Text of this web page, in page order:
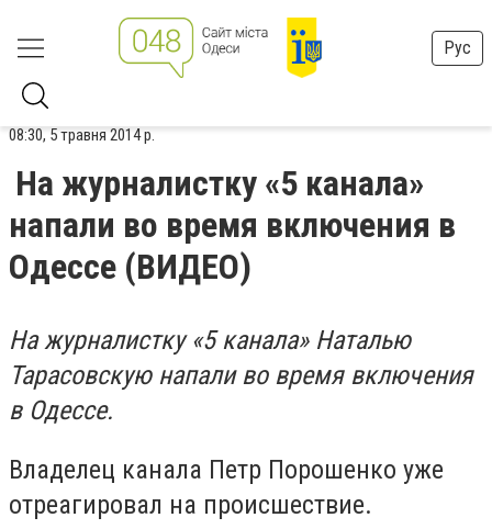
Рус
08:30, 5 травня 2014 р.
На журналистку «5 канала»
напали во время включения в
Одессе (ВИДЕО)
На журналистку «5 канала» Наталью
Тарасовскую напали во время включения
в Одессе.
Владелец канала Петр Порошенко уже
отреагировал на происшествие.